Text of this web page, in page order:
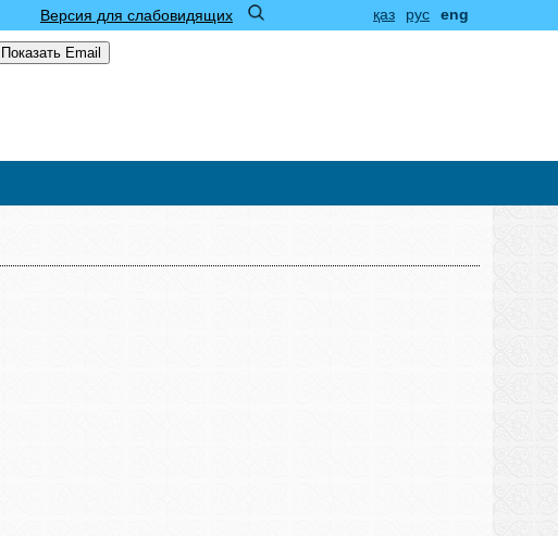
қаз рус eng
Версия для слабовидящих
Показать Email